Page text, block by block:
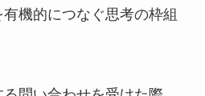
機的につなぐ思考の枠組